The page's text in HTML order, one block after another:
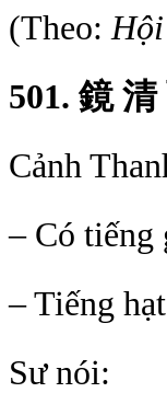
(Theo:
501. 鏡 清
Cảnh
– Có tiếng
– Tiếng
Sư nói: